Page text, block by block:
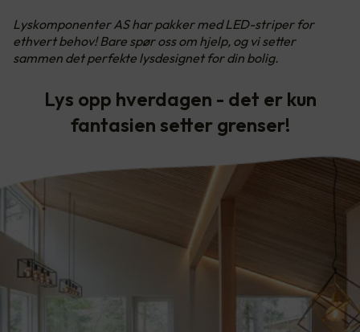
Lyskomponenter AS har pakker med LED-striper for
ethvert behov! Bare spør oss om hjelp, og vi setter
sammen det perfekte lysdesignet for din bolig.
Lys opp hverdagen - det er kun
fantasien setter grenser!